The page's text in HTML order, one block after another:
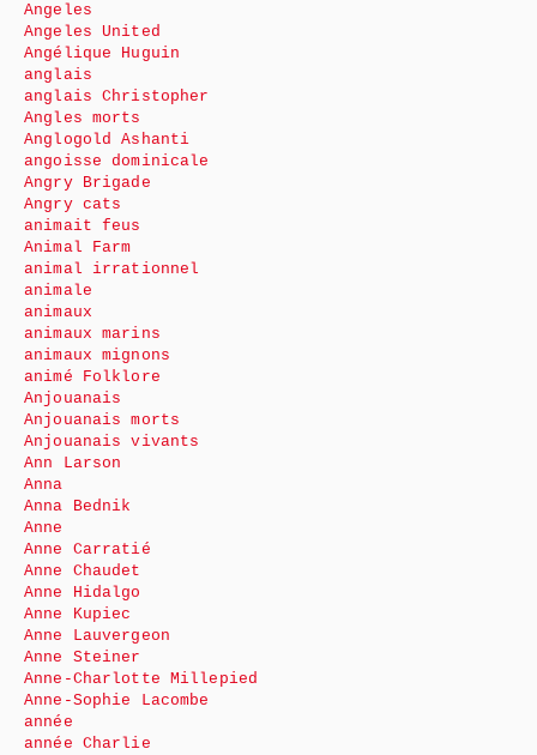
Angeles
Angeles United
Angélique Huguin
anglais
anglais Christopher
Angles morts
Anglogold Ashanti
angoisse dominicale
Angry Brigade
Angry cats
animait feus
Animal Farm
animal irrationnel
animale
animaux
animaux marins
animaux mignons
animé Folklore
Anjouanais
Anjouanais morts
Anjouanais vivants
Ann Larson
Anna
Anna Bednik
Anne
Anne Carratié
Anne Chaudet
Anne Hidalgo
Anne Kupiec
Anne Lauvergeon
Anne Steiner
Anne-Charlotte Millepied
Anne-Sophie Lacombe
année
année Charlie